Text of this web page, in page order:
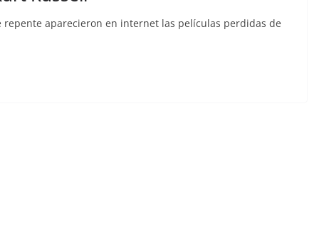
aparecieron en internet las películas perdidas de